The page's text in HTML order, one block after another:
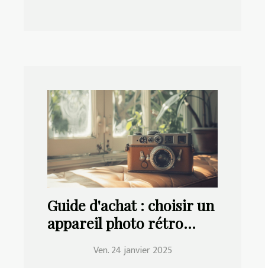
Guide d'achat : choisir un
appareil photo rétro
Ven. 24 janvier 2025